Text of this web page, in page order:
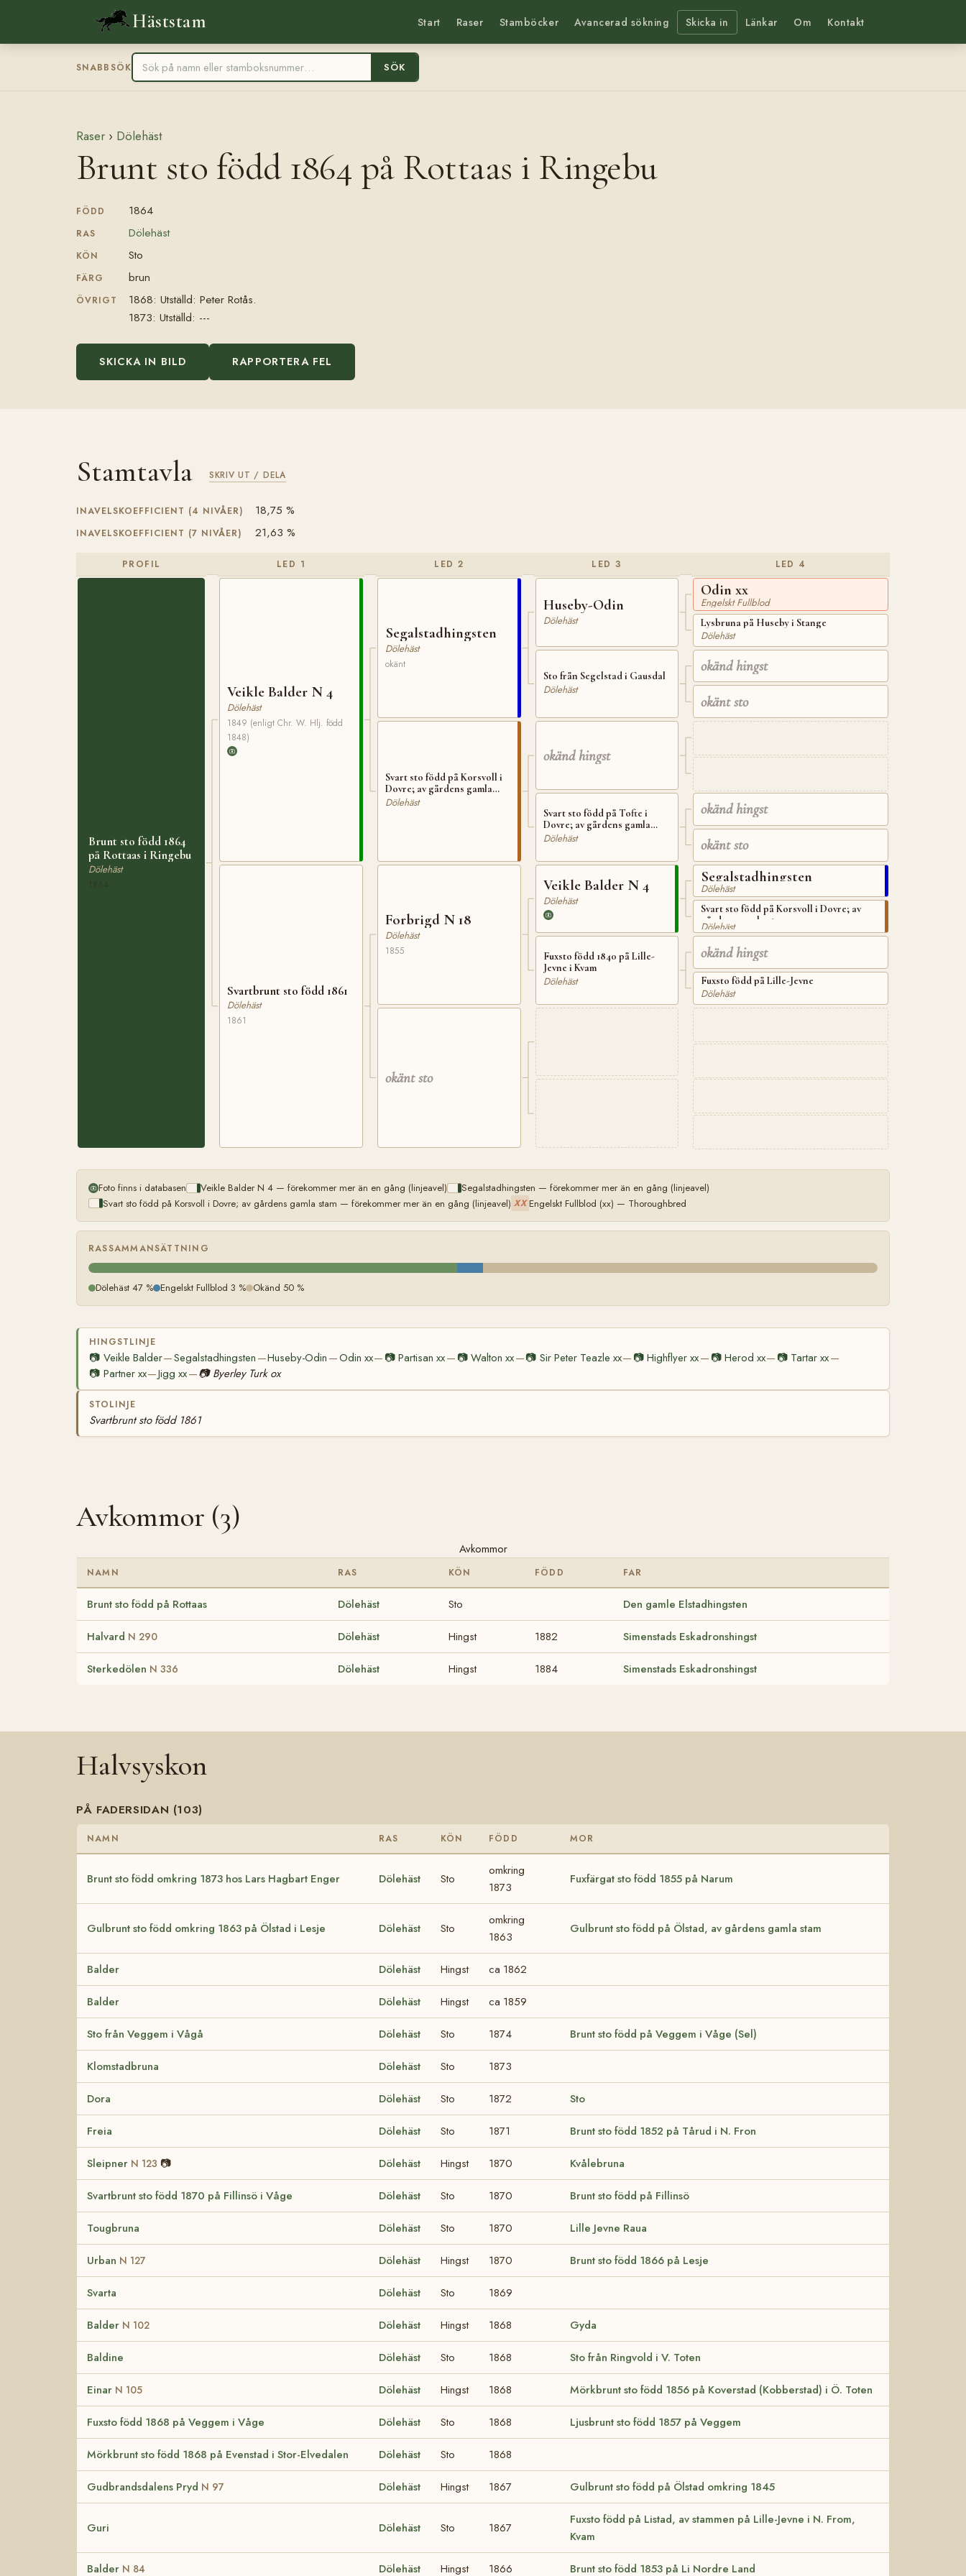
Häststam Start Raser Stamböcker Avancerad sökning Skicka in Länkar Om Kontakt
SNABBSÖK SÖK
Raser › Dölehäst
Brunt sto född 1864 på Rottaas i Ringebu
FÖDD 1864
RAS Dölehäst
KÖN Sto
FÄRG brun
ÖVRIGT
1868: Utställd: Peter Rotås.
1873: Utställd: ---
SKICKA IN BILD RAPPORTERA FEL
Stamtavla SKRIV UT / DELA
INAVELSKOEFFICIENT (4 NIVÅER) 18,75 %
INAVELSKOEFFICIENT (7 NIVÅER) 21,63 %
PROFIL
Brunt sto född 1864
på Rottaas i Ringebu
Dölehäst
LED 1
Veikle Balder N 4
Dölehäst
1849 (enligt Chr. W. Hlj. född
1848)
Svartbrunt sto född 1861
Dölehäst
1861
LED 2
Segalstadhingsten
Dölehäst
okänt
Svart sto född på Korsvoll i
Dovre; av gårdens gamla
stam
Dölehäst
Forbrigd N 18
Dölehäst
1855
okänt sto
LED 3
Huseby-Odin
Dölehäst
Sto från Segelstad i Gausdal
Dölehäst
okänd hingst
Svart sto född på Tofte i
Dovre; av gårdens gamla
stam
Dölehäst
Veikle Balder N 4
Dölehäst
Fuxsto född 1840 på Lille-
Jevne i Kvam
Dölehäst
LED 4
Odin xx
Engelskt Fullblod
Lysbruna på Huseby i Stange
Dölehäst
okänd hingst
okänt sto
okänd hingst
okänt sto
Segalstadhingsten
Dölehäst
Svart sto född på Korsvoll i Dovre; av
gårdens gamla stam
Dölehäst
okänd hingst
Fuxsto född på Lille-Jevne
Dölehäst
Foto finns i databasen Veikle Balder N 4 — förekommer mer än en gång (linjeavel)
Segalstadhingsten — förekommer mer än en gång (linjeavel)
Svart sto född på Korsvoll i Dovre; av gårdens gamla stam — förekommer mer än en gång (linjeavel) XX Engelskt Fullblod (xx) — Thoroughbred
RASSAMMANSÄTTNING
Dölehäst 47 % Engelskt Fullblod 3 % Okänd 50 %
HINGSTLINJE
📷 Veikle Balder—Segalstadhingsten —Huseby-Odin —Odin xx— 📷Partisan xx— 📷Walton xx—📷 Sir Peter Teazle xx— 📷Highflyer xx— 📷 Herod xx— 📷 Tartar xx—
📷 Partner xx—Jigg xx—📷 Byerley Turk ox
STOLINJE
Svartbrunt sto född 1861
Avkommor (3)
Avkommor
NAMN RAS KÖN FÖDD FAR
Brunt sto född på Rottaas Dölehäst Sto Den gamle Elstadhingsten
Halvard N 290 Dölehäst Hingst 1882 Simenstads Eskadronshingst
Sterkedölen N 336 Dölehäst Hingst 1884 Simenstads Eskadronshingst
Halvsyskon
PÅ FADERSIDAN (103)
NAMN RAS KÖN FÖDD MOR
Brunt sto född omkring 1873 hos Lars Hagbart Enger Dölehäst Sto
omkring
1873
Fuxfärgat sto född 1855 på Narum
Gulbrunt sto född omkring 1863 på Ölstad i Lesje Dölehäst Sto
omkring
1863
Gulbrunt sto född på Ölstad, av gårdens gamla stam
Balder Dölehäst Hingst ca 1862
Balder Dölehäst Hingst ca 1859
Sto från Veggem i Vågå Dölehäst Sto 1874 Brunt sto född på Veggem i Våge (Sel)
Klomstadbruna Dölehäst Sto 1873
Dora Dölehäst Sto 1872 Sto
Freia Dölehäst Sto 1871 Brunt sto född 1852 på Tårud i N. Fron
Sleipner N 123 📷 Dölehäst Hingst 1870 Kvålebruna
Svartbrunt sto född 1870 på Fillinsö i Våge Dölehäst Sto 1870 Brunt sto född på Fillinsö
Tougbruna Dölehäst Sto 1870 Lille Jevne Raua
Urban N 127 Dölehäst Hingst 1870 Brunt sto född 1866 på Lesje
Svarta Dölehäst Sto 1869
Balder N 102 Dölehäst Hingst 1868 Gyda
Baldine Dölehäst Sto 1868 Sto från Ringvold i V. Toten
Einar N 105 Dölehäst Hingst 1868 Mörkbrunt sto född 1856 på Koverstad (Kobberstad) i Ö. Toten
Fuxsto född 1868 på Veggem i Våge Dölehäst Sto 1868 Ljusbrunt sto född 1857 på Veggem
Mörkbrunt sto född 1868 på Evenstad i Stor-Elvedalen Dölehäst Sto 1868
Gudbrandsdalens Pryd N 97 Dölehäst Hingst 1867 Gulbrunt sto född på Ölstad omkring 1845
Guri Dölehäst Sto 1867
Fuxsto född på Listad, av stammen på Lille-Jevne i N. From,
Kvam
Balder N 84 Dölehäst Hingst 1866 Brunt sto född 1853 på Li Nordre Land